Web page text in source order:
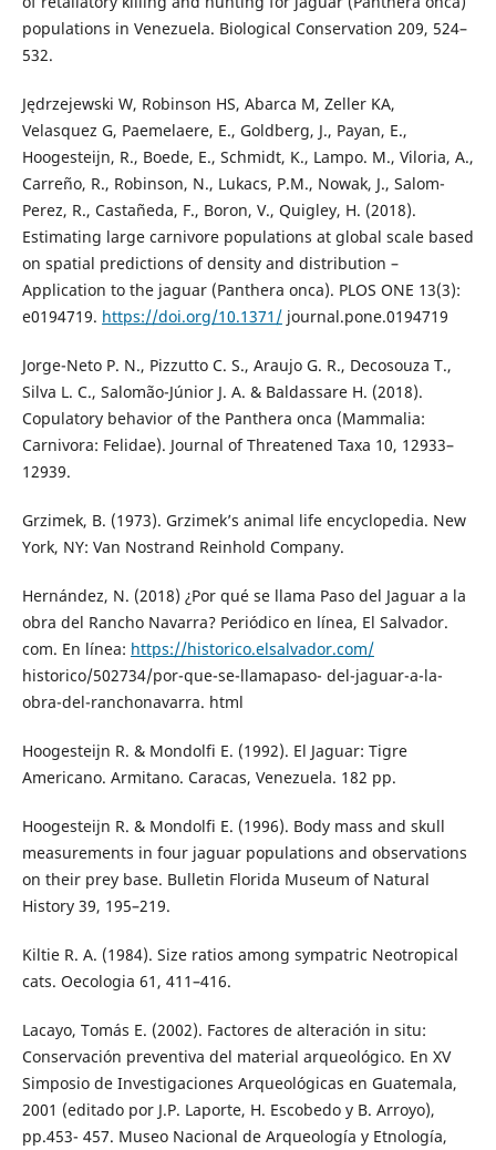
populations in Venezuela. Biological Conservation 209, 524–
532.
Jędrzejewski W, Robinson HS, Abarca M, Zeller KA,
Velasquez G, Paemelaere, E., Goldberg, J., Payan, E.,
Hoogesteijn, R., Boede, E., Schmidt, K., Lampo. M., Viloria, A.,
Carreño, R., Robinson, N., Lukacs, P.M., Nowak, J., Salom-
Perez, R., Castañeda, F., Boron, V., Quigley, H. (2018).
Estimating large carnivore populations at global scale based
on spatial predictions of density and distribution –
Application to the jaguar (Panthera onca). PLOS ONE 13(3):
e0194719. https://doi.org/10.1371/journal.pone.0194719
Jorge-Neto P. N., Pizzutto C. S., Araujo G. R., Decosouza T.,
Silva L. C., Salomão-Júnior J. A. & Baldassare H. (2018).
Copulatory behavior of the Panthera onca (Mammalia:
Carnivora: Felidae). Journal of Threatened Taxa 10, 12933–
12939.
Grzimek, B. (1973). Grzimek’s animal life encyclopedia. New
York, NY: Van Nostrand Reinhold Company.
Hernández, N. (2018) ¿Por qué se llama Paso del Jaguar a la
obra del Rancho Navarra? Periódico en línea, El Salvador.
com. En línea: https://historico.elsalvador.com/
historico/502734/por-que-se-llamapaso- del-jaguar-a-la-
obra-del-ranchonavarra. html
Hoogesteijn R. & Mondolfi E. (1992). El Jaguar: Tigre
Americano. Armitano. Caracas, Venezuela. 182 pp.
Hoogesteijn R. & Mondolfi E. (1996). Body mass and skull
measurements in four jaguar populations and observations
on their prey base. Bulletin Florida Museum of Natural
History 39, 195–219.
Kiltie R. A. (1984). Size ratios among sympatric Neotropical
cats. Oecologia 61, 411–416.
Lacayo, Tomás E. (2002). Factores de alteración in situ:
Conservación preventiva del material arqueológico. En XV
Simposio de Investigaciones Arqueológicas en Guatemala,
2001 (editado por J.P. Laporte, H. Escobedo y B. Arroyo),
pp.453- 457. Museo Nacional de Arqueología y Etnología,